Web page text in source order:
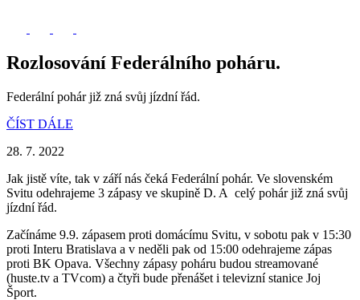
Rozlosování Federálního poháru.
Federální pohár již zná svůj jízdní řád.
ČÍST DÁLE
28. 7. 2022
Jak jistě víte, tak v září nás čeká Federální pohár. Ve slovenském
Svitu odehrajeme 3 zápasy ve skupině D. A celý pohár již zná svůj
jízdní řád.
Začínáme 9.9. zápasem proti domácímu Svitu, v sobotu pak v 15:30
proti Interu Bratislava a v neděli pak od 15:00 odehrajeme zápas
proti BK Opava. Všechny zápasy poháru budou streamované
(huste.tv a TVcom) a čtyři bude přenášet i televizní stanice Joj
Šport.